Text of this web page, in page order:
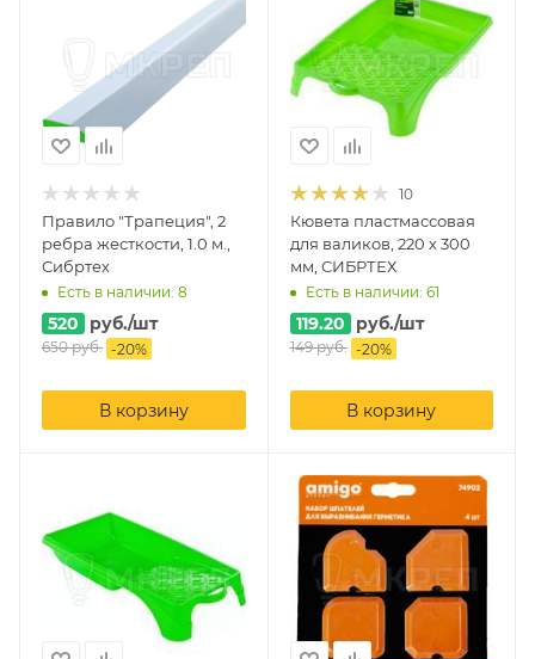
Правило "Трапеция", 2
ребра жесткости, 1.0 м.,
Сибртех
Есть в наличии: 8
520 руб./шт
650руб. -20%
В корзину
10
Кювета пластмассовая
для валиков, 220 х 300
мм, СИБРТЕХ
Есть в наличии: 61
119.20 руб./шт
149руб. -20%
В корзину